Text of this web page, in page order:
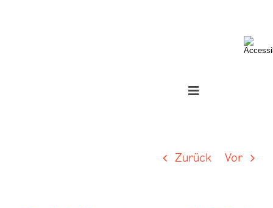
Toggle
Zurück Vor